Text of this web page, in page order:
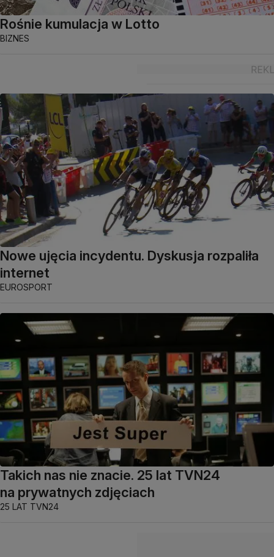
Rośnie kumulacja w Lotto
BIZNES
Nowe ujęcia incydentu. Dyskusja rozpaliła
internet
EUROSPORT
Takich nas nie znacie. 25 lat TVN24
na prywatnych zdjęciach
25 LAT TVN24